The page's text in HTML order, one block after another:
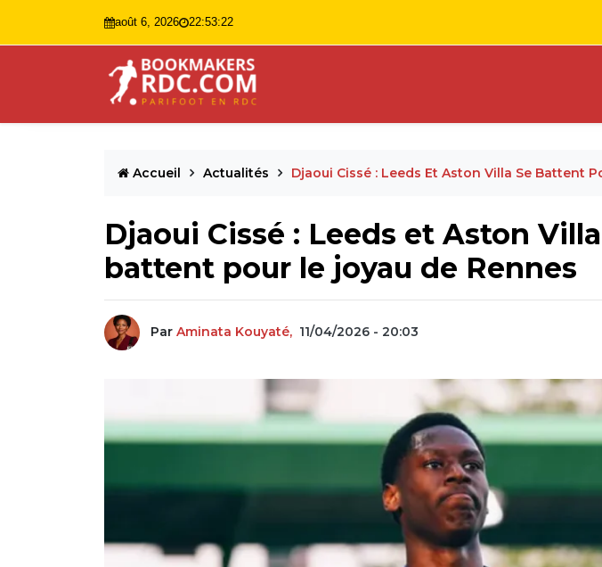
août 6, 2026 22:53:23
Accueil Actualités Djaoui Cissé : Leeds Et Aston Villa Se Battent
Djaoui Cissé : Leeds et Aston
battent pour le joyau de Rennes
Par Aminata Kouyaté, 11/04/2026 - 20:03